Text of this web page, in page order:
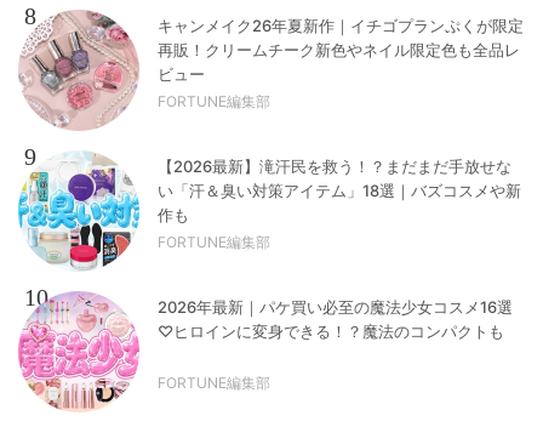
8
キャンメイク26年夏新作｜イチゴプランぷくが限定
再販！クリームチーク新色やネイル限定色も全品レ
ビュー
FORTUNE編集部
9
【2026最新】滝汗民を救う！？まだまだ手放せな
い「汗＆臭い対策アイテム」18選｜バズコスメや新
作も
FORTUNE編集部
10
2026年最新｜パケ買い必至の魔法少女コスメ16選
♡ヒロインに変身できる！？魔法のコンパクトも
FORTUNE編集部